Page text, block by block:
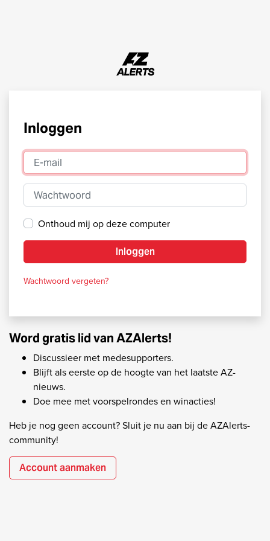
Inloggen
E-mail
Wachtwoord
Onthoud mij op deze computer
Inloggen
Wachtwoord vergeten?
Word gratis lid van AZAlerts!
Discussieer met medesupporters.
Blijft als eerste op de hoogte van het laatste AZ-
nieuws.
Doe mee met voorspelrondes en winacties!
Heb je nog geen account? Sluit je nu aan bij de AZAlerts-
community!
Account aanmaken